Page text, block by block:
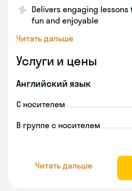
Delivers engaging
fun and enjoyable
Читать дальше
Услуги и цены
Английский язык
С носителем
В группе с носителем
Читать дальше